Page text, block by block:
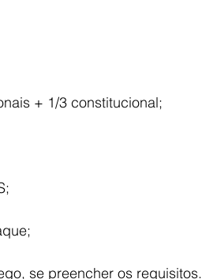
+ 1/3 constitucional;
se preencher os requisitos.